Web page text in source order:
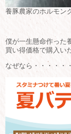
養豚農家のホルモン
僕が一生懸命作った
買い得価格で購入い
なぜなら・・・・・・